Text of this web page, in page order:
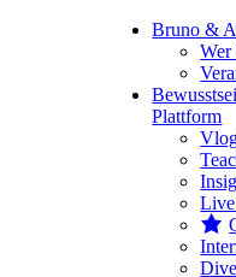
Bruno &
Wer
Plattform
Live